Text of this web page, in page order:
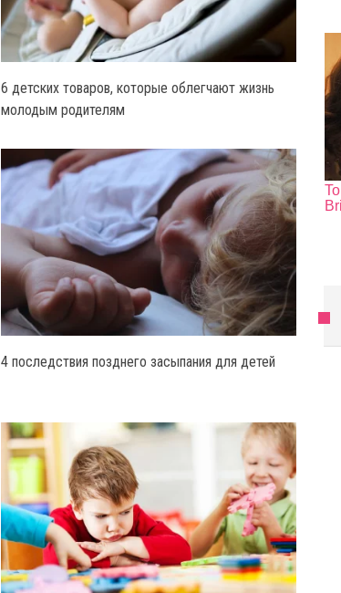
6 детских товаров, которые облегчают жизнь
молодым родителям
4 последствия позднего засыпания для детей